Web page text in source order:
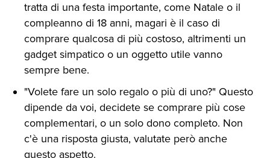
tratta di una festa importante, come Natale o il
compleanno di 18 anni, magari è il caso di
comprare qualcosa di più costoso, altrimenti un
gadget simpatico o un oggetto utile vanno
sempre bene.
"Volete fare un solo regalo o più di uno?" Questo
dipende da voi, decidete se comprare più cose
complementari, o un solo dono completo. Non
c'è una risposta giusta, valutate però anche
questo aspetto.